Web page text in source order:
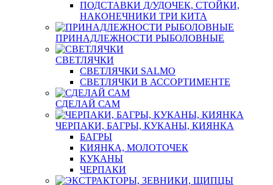
ПОДСТАВКИ Д/УДОЧЕК, СТОЙКИ,
НАКОНЕЧНИКИ ТРИ КИТА
ПРИНАДЛЕЖНОСТИ РЫБОЛОВНЫЕ
СВЕТЛЯЧКИ
СВЕТЛЯЧКИ SALMO
СВЕТЛЯЧКИ В АССОРТИМЕНТЕ
СДЕЛАЙ САМ
ЧЕРПАКИ, БАГРЫ, КУКАНЫ, КИЯНКА
БАГРЫ
КИЯНКА, МОЛОТОЧЕК
КУКАНЫ
ЧЕРПАКИ